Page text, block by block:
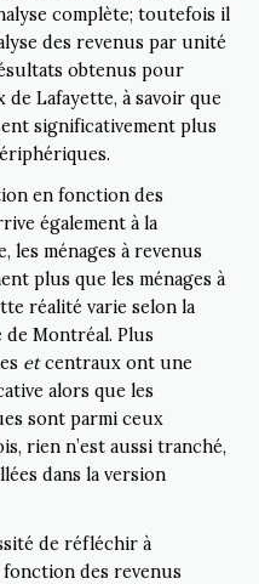
complète; toutefois il
des revenus par unité
obtenus pour
Lafayette, à savoir que
significativement plus
en fonction des
également à la
les ménages à revenus
plus que les ménages à
réalité varie selon la
Montréal. Plus
etcentraux ont une
alors que les
sont parmi ceux
rien n’est aussi tranché,
dans la version
de réfléchir à
fonction des revenus